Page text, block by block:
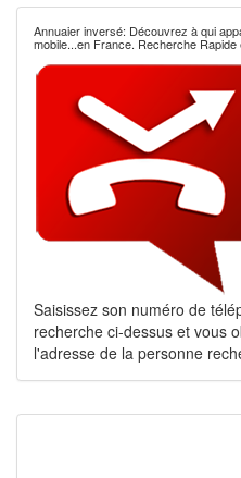
Annuaier inversé: Découvrez à qui
mobile...en France. Recherche Rapide
Saisissez son numéro de
recherche ci-dessus et vous
l'adresse de la personne